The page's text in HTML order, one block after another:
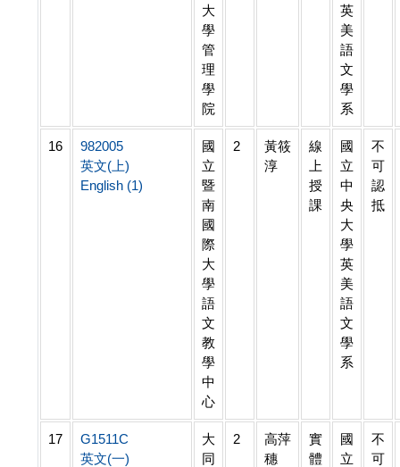
大
學
管
理
學
院
英
美
語
文
學
系
16
982005
英文(上)
English (1)
國
立
暨
南
國
際
大
學
語
文
教
學
中
心
2
黃筱
淳
線
上
授
課
國
立
中
央
大
學
英
美
語
文
學
系
不
可
認
抵
17
G1511C
英文(一)
大
同
2
高萍
穗
實
體
國
立
不
可